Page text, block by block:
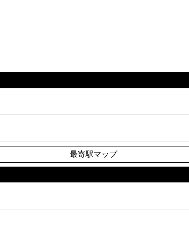
最寄駅マップ